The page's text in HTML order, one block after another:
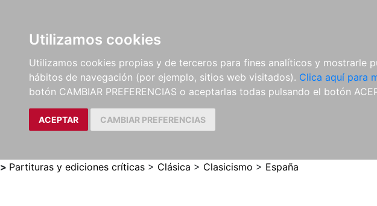
Utilizamos cookies
Utilizamos cookies propias y de terceros para fines analíticos y mostrarle
hábitos de navegación (por ejemplo, sitios web visitados). Clica aquí para
botón CAMBIAR PREFERENCIAS o aceptarlas todas pulsando el botón
ACEPTAR CAMBIAR PREFERENCIAS
LIBROS
MÉTODOS Y
EJERCICIOS
PARTITURAS Y EDICIONES
CRÍTICAS
REVISTAS
> Partituras y ediciones críticas > Clásica > Clasicismo > España